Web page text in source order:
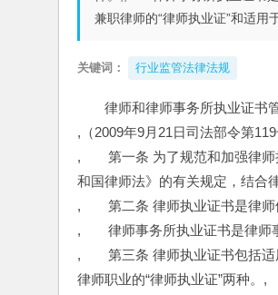
兼职律师的“律师执业证”和适用
关键词： 行业监管法律法规
律师和律师事务所执业证书
,（2009年9月21日司法部令第
,　　第一条 为了规范和加强律
和国律师法》的有关规定，结合
,　　第二条 律师执业证书是律
,　　律师事务所执业证书是律
,　　第三条 律师执业证书包括
律师职业的“律师执业证”两种。,